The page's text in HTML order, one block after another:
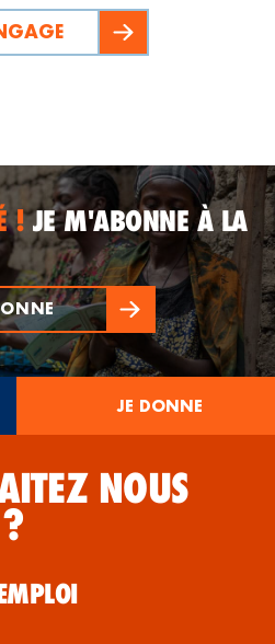
!JE M'ABONNE À LA
JE DONNE
NOUS